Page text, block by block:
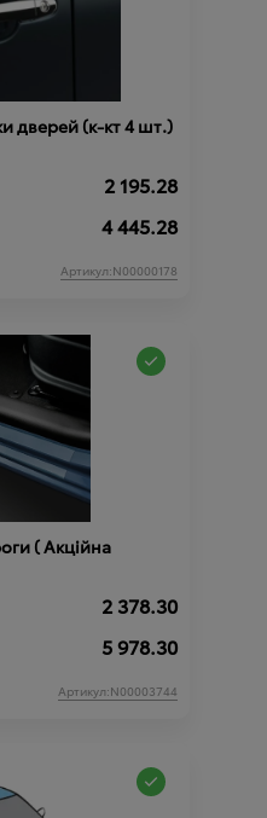
(к-кт 4 шт.)
2 195.28
4 445.28
Артикул:N00000178
2 378.30
5 978.30
Артикул:N00003744